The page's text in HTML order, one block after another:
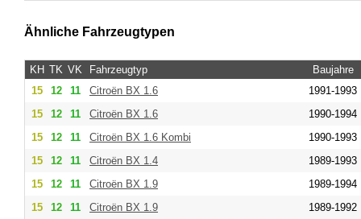
Ähnliche Fahrzeugtypen
KH TK VK Fahrzeugtyp
Baujahre
15
12 11 Citroën BX 1.6
1991-1993
15
12 11 Citroën BX 1.6
1990-1994
15
12 11 Citroën BX 1.6 Kombi
1990-1993
15
12 11 Citroën BX 1.4
1989-1993
15
12 11 Citroën BX 1.9
1989-1994
15
12 11 Citroën BX 1.9
1989-1992